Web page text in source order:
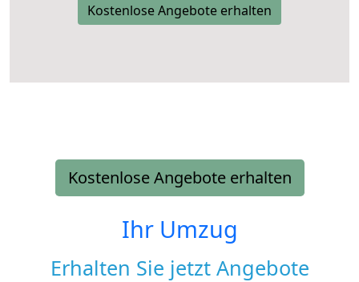
Kostenlose Angebote erhalten
Kostenlose Angebote erhalten
Ihr Umzug
Erhalten Sie jetzt Angebote